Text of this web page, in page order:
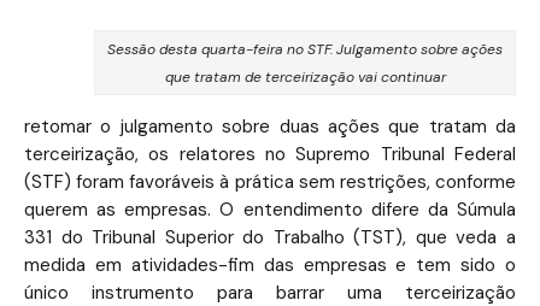
Sessão desta quarta-feira no STF. Julgamento sobre ações
que tratam de terceirização vai continuar
retomar o julgamento sobre duas ações que tratam da
terceirização, os relatores no Supremo Tribunal Federal
(STF) foram favoráveis à prática sem restrições, conforme
querem as empresas. O entendimento difere da Súmula
331 do Tribunal Superior do Trabalho (TST), que veda a
medida em atividades-fim das empresas e tem sido o
único instrumento para barrar uma terceirização